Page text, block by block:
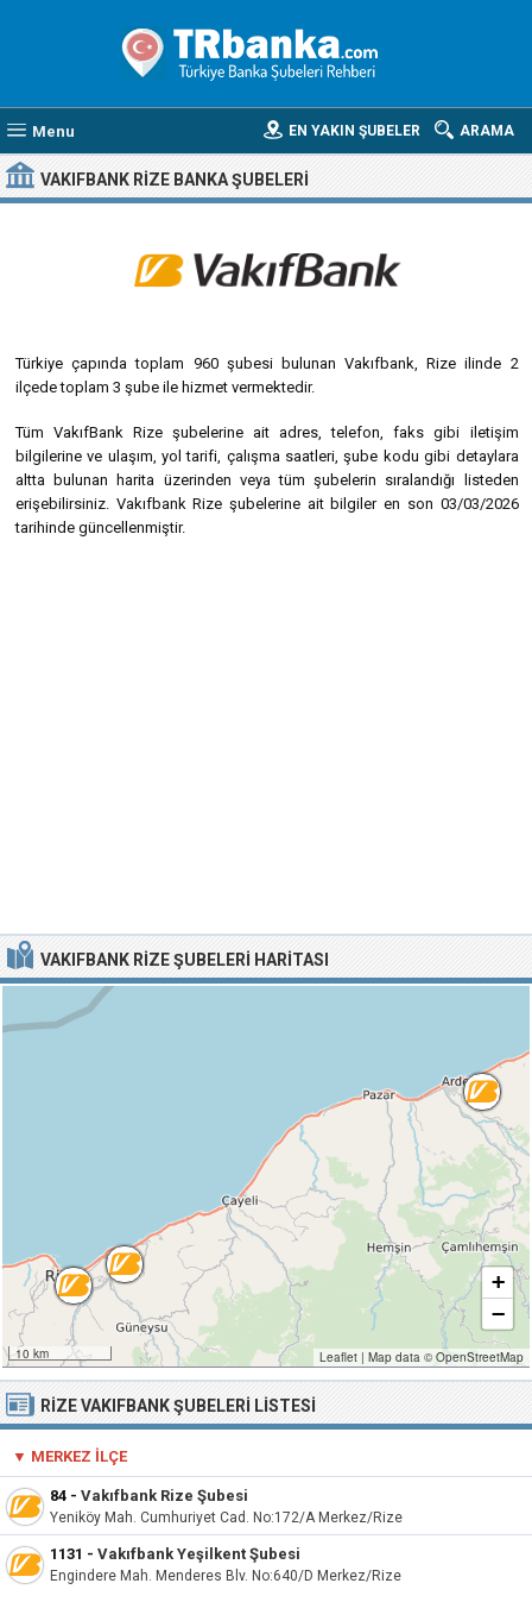
Menu ARAMA
EN YAKIN ŞUBELER
VAKIFBANK RIZE BANKA ŞUBELERI
Türkiye çapında toplam 960 şubesi bulunan Vakıfbank, Rize ilinde 2
ilçede toplam 3 şube ile hizmet vermektedir.
Tüm VakıfBank Rize şubelerine ait adres, telefon, faks gibi iletişim
bilgilerine ve ulaşım, yol tarifi, çalışma saatleri, şube kodu gibi detaylara
altta bulunan harita üzerinden veya tüm şubelerin sıralandığı listeden
erişebilirsiniz. Vakıfbank Rize şubelerine ait bilgiler en son 03/03/2026
tarihinde güncellenmiştir.
VAKIFBANK RIZE ŞUBELERI HARITASI
10 km
+
−
Leaflet | Map data © OpenStreetMap
RIZE VAKIFBANK ŞUBELERI LISTESI
▼ MERKEZ İLÇE
84 - Vakıfbank Rize Şubesi
Yeniköy Mah. Cumhuriyet Cad. No:172/A Merkez/Rize
1131 - Vakıfbank Yeşilkent Şubesi
Engindere Mah. Menderes Blv. No:640/D Merkez/Rize